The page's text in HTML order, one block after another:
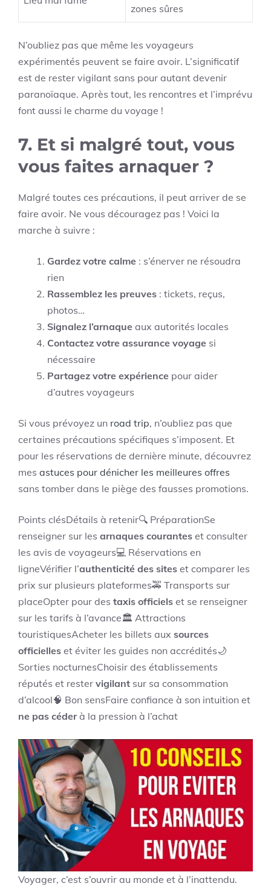
zones sûres
N’oubliez pas que même les voyageurs
expérimentés peuvent se faire avoir. L’significatif
est de rester vigilant sans pour autant devenir
paranoïaque. Après tout, les rencontres et l’imprévu
font aussi le charme du voyage !
7. Et si malgré tout, vous
vous faites arnaquer ?
Malgré toutes ces précautions, il peut arriver de se
faire avoir. Ne vous découragez pas ! Voici la
marche à suivre :
Gardez votre calme : s’énerver ne résoudra
rien
Rassemblez les preuves : tickets, reçus,
photos…
Signalez l’arnaque aux autorités locales
Contactez votre assurance voyage si
nécessaire
Partagez votre expérience pour aider
d’autres voyageurs
Si vous prévoyez un road trip, n’oubliez pas que
certaines précautions spécifiques s’imposent. Et
pour les réservations de dernière minute, découvrez
mes astuces pour dénicher les meilleures offres
sans tomber dans le piège des fausses promotions.
Points clésDétails à retenir🔍 PréparationSe
renseigner sur les arnaques courantes et consulter
les avis de voyageurs💻 Réservations en
ligneVérifier l’authenticité des sites et comparer les
prix sur plusieurs plateformes🚕 Transports sur
placeOpter pour des taxis officiels et se renseigner
sur les tarifs à l’avance🏛️ Attractions
touristiquesAcheter les billets aux sources
officielles et éviter les guides non accrédités🌙
Sorties nocturnesChoisir des établissements
réputés et rester vigilant sur sa consommation
d’alcool🧠 Bon sensFaire confiance à son intuition et
ne pas céderà la pression à l’achat
Voyager, c’est s’ouvrir au monde et à l’inattendu.